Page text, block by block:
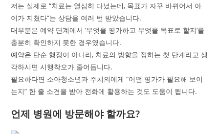
저는 실제로 “치료는 열심히 다녔는데, 목표가 자꾸 바뀌어서 아
이가 지쳤다”는 상담을 여러 번 받았습니다.
대부분은 예약 단계에서 ‘무엇을 평가하고 무엇을 목표로 할지’를
충분히 확인하지 못한 경우였습니다.
예약은 단순 행정이 아니라, 치료의 방향을 정하는 첫 단계라고 생
각하시면 시행착오가 줄어듭니다.
필요하다면 소아청소년과 주치의에게 “어떤 평가가 필요해 보이
는지” 한 줄 소견을 받아 전화에 활용하는 것도 도움이 됩니다.
언제 병원에 방문해야 할까요?